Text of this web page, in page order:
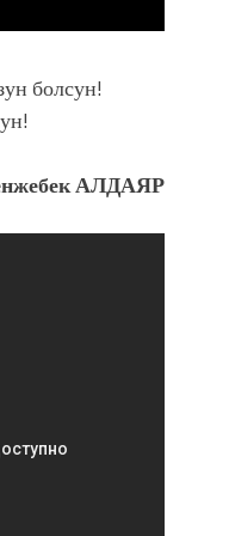
болсун!
АЛДАЯР